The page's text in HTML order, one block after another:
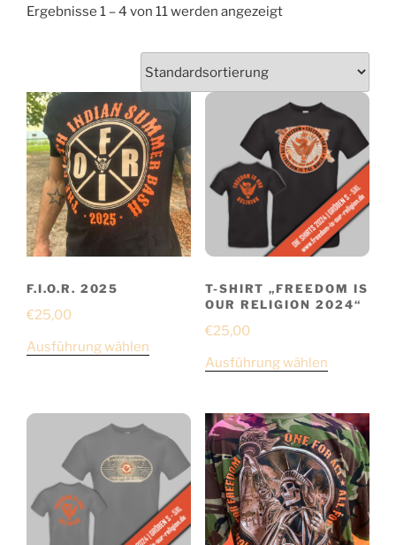
Ergebnisse 1 – 4 von 11 werden angezeigt
F.I.O.R. 2025
€25,00
Ausführung wählen
T-SHIRT „FREEDOM IS
OUR RELIGION 2024“
€25,00
Ausführung wählen